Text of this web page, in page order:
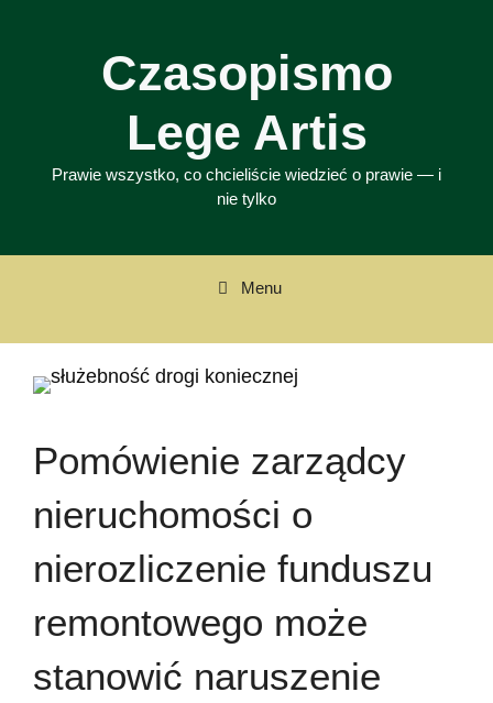
Czasopismo
Lege Artis
Prawie wszystko, co chcieliście wiedzieć o prawie — i
nie tylko
Menu
Pomówienie zarządcy
nieruchomości o
nierozliczenie funduszu
remontowego może
stanowić naruszenie